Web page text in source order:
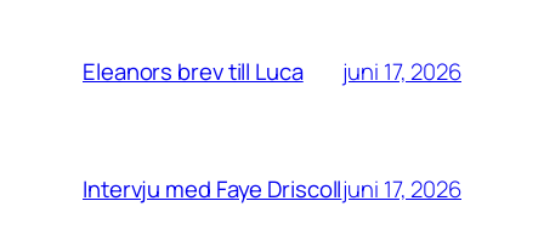
Eleanors brev till Luca juni 17, 2026
Intervju med Faye Driscolljuni 17, 2026